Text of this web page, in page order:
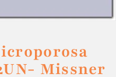
Missner